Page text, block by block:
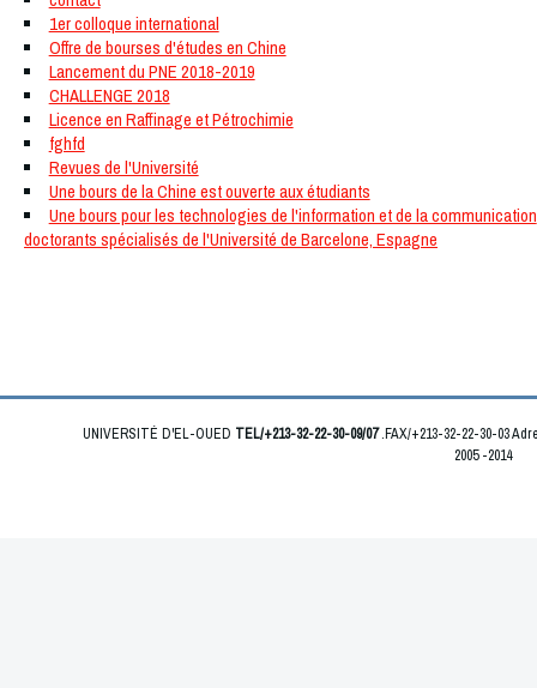
1er colloque international
Offre de bourses d'études en Chine
Lancement du PNE 2018-2019
CHALLENGE 2018
Licence en Raffinage et Pétrochimie
fghfd
Revues de l'Université
Une bours de la Chine est ouverte aux étudiants
Une bours pour les technologies de l'information et de la communication
doctorants spécialisés de l'Université de Barcelone, Espagne
UNIVERSITÉ D'EL-OUED TEL/+213-32-22-30-09/07.FAX/+213-32-22-30-03
2005 -2014